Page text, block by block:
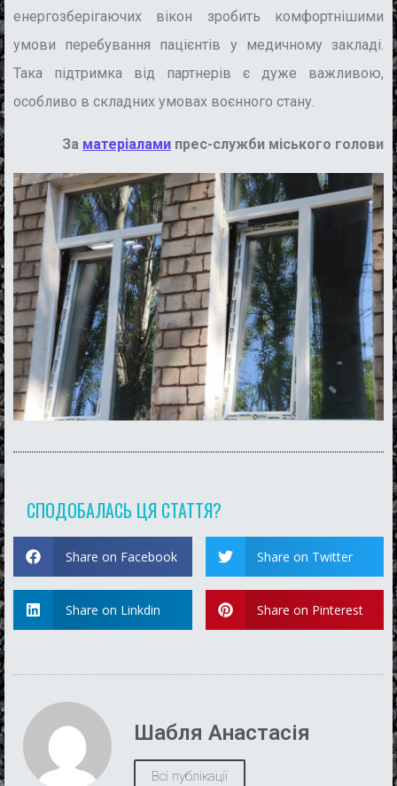
енергозберігаючих вікон зробить комфортнішими
умови перебування пацієнтів у медичному закладі.
Така підтримка від партнерів є дуже важливою,
особливо в складних умовах воєнного стану.
За матеріалами прес-служби міського голови
СПОДОБАЛАСЬ ЦЯ СТАТТЯ?
Share on Facebook Share on Twitter
Share on Linkdin Share on Pinterest
Шабля Анастасія
Всі публікації